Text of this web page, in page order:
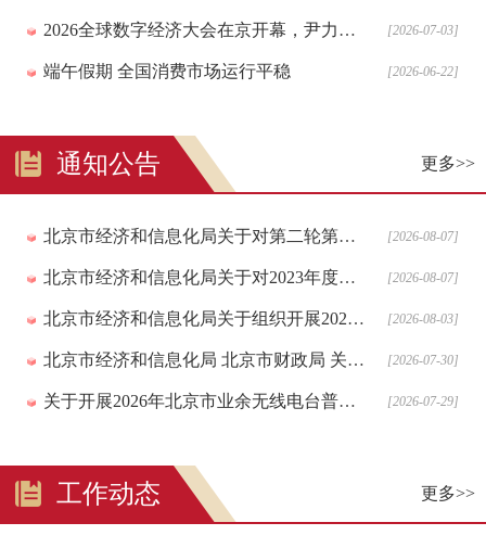
2026全球数字经济大会在京开幕，尹力、傅华致辞 [2026-07-03]
端午假期 全国消费市场运行平稳 [2026-06-22]
通知公告 更多>>
北京市经济和信息化局关于对第二轮第三批、第二轮第一批重点 “小巨人”企业高质量发展奖补资金拟支持项目进行公示的通知 [2026-08-07]
北京市经济和信息化局关于对2023年度北京市创新型中小企业到期复核通过的企业名单进行公告的通知 [2026-08-07]
北京市经济和信息化局关于组织开展2026年工业和信息化领域创新任务揭榜挂帅申报工作的通知 [2026-08-03]
北京市经济和信息化局 北京市财政局 关于印发2026年北京市高精尖产业发展项目资金和支持中小企业发展资金实施指南（第二批）的通知 [2026-07-30]
关于开展2026年北京市业余无线电台普查工作的通知 [2026-07-29]
工作动态 更多>>